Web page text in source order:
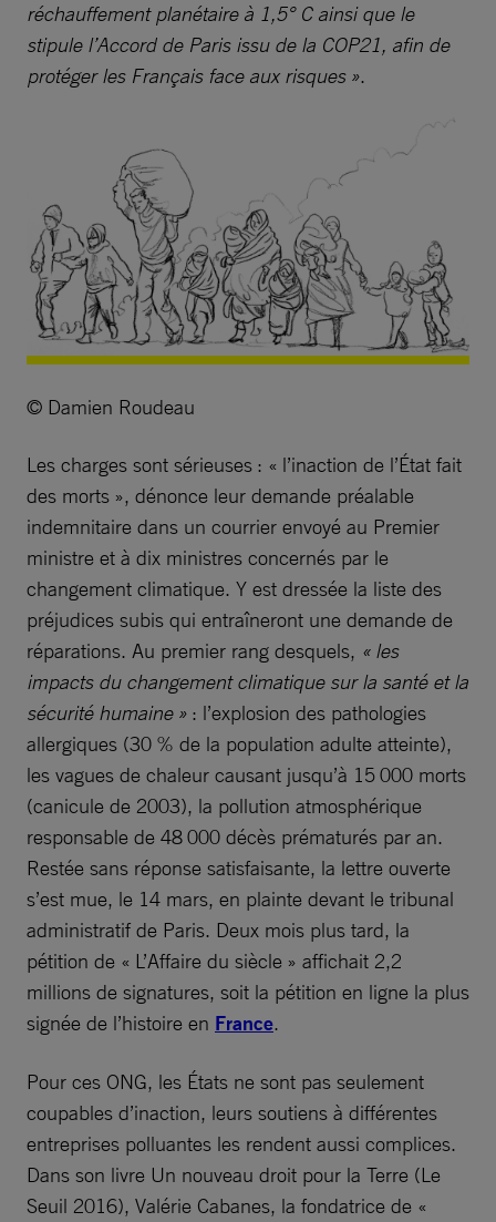
réchauffement planétaire à 1,5° C ainsi que le
stipule l’Accord de Paris issu de la COP21, afin de
protéger les Français face aux risques ».
© Damien Roudeau
Les charges sont sérieuses : « l’inaction de l’État fait
des morts », dénonce leur demande préalable
indemnitaire dans un courrier envoyé au Premier
ministre et à dix ministres concernés par le
changement climatique. Y est dressée la liste des
préjudices subis qui entraîneront une demande de
réparations. Au premier rang desquels, « les
impacts du changement climatique sur la santé et la
sécurité humaine » : l’explosion des pathologies
allergiques (30 % de la population adulte atteinte),
les vagues de chaleur causant jusqu’à 15 000 morts
(canicule de 2003), la pollution atmosphérique
responsable de 48 000 décès prématurés par an.
Restée sans réponse satisfaisante, la lettre ouverte
s’est mue, le 14 mars, en plainte devant le tribunal
administratif de Paris. Deux mois plus tard, la
pétition de « L’Affaire du siècle » affichait 2,2
millions de signatures, soit la pétition en ligne la plus
signée de l’histoire en France.
Pour ces ONG, les États ne sont pas seulement
coupables d’inaction, leurs soutiens à différentes
entreprises polluantes les rendent aussi complices.
Dans son livre Un nouveau droit pour la Terre (Le
Seuil 2016), Valérie Cabanes, la fondatrice de «